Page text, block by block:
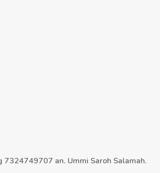
7324749707 an. Ummi Saroh Salamah.